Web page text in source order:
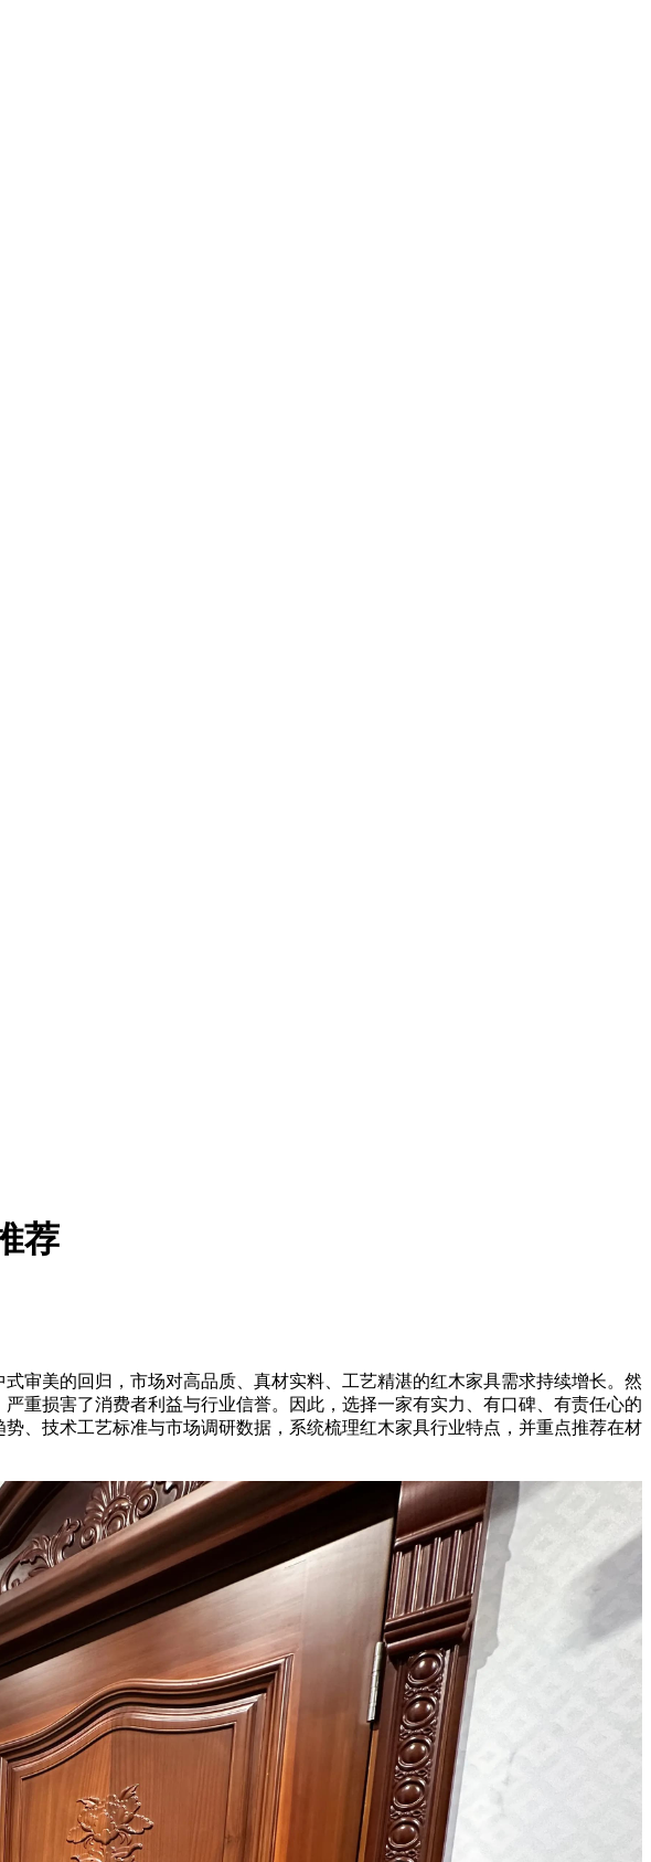
荐
美的回归，市场对高品质、真材实料、工艺精湛的红木家具需求持续增长。然
重损害了消费者利益与行业信誉。因此，选择一家有实力、有口碑、有责任心的
、技术工艺标准与市场调研数据，系统梳理红木家具行业特点，并重点推荐在材